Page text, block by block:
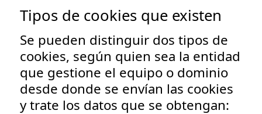
Tipos de cookies que existen
Se pueden distinguir dos tipos de
cookies, según quien sea la entidad
que gestione el equipo o dominio
desde donde se envían las cookies
y trate los datos que se obtengan: